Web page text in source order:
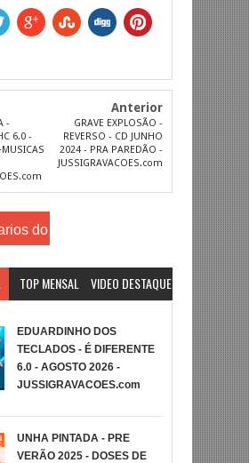
-
6.0 -
Anterior
GRAVE EXPLOSÃO -
REVERSO - CD JUNHO
2024 - PRA PAREDÃO -
JUSSIGRAVACOES.com
do
TOP MENSAL VIDEO DESTAQUE
EDUARDINHO DOS
TECLADOS - É DIFERENTE
6.0 - AGOSTO 2026 -
JUSSIGRAVACOES.com
UNHA PINTADA - PRE
VERÃO 2025 - DOSES DE